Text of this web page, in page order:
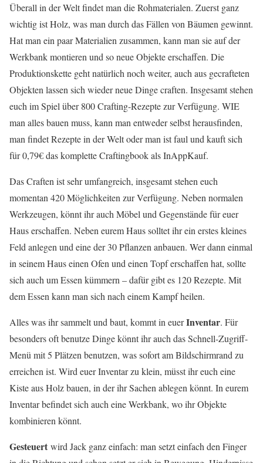
Überall in der Welt findet man die Rohmaterialen. Zuerst ganz
wichtig ist Holz, was man durch das Fällen von Bäumen gewinnt.
Hat man ein paar Materialien zusammen, kann man sie auf der
Werkbank montieren und so neue Objekte erschaffen. Die
Produktionskette geht natürlich noch weiter, auch aus gecrafteten
Objekten lassen sich wieder neue Dinge craften. Insgesamt stehen
euch im Spiel über 800 Crafting-Rezepte zur Verfügung. WIE
man alles bauen muss, kann man entweder selbst herausfinden,
man findet Rezepte in der Welt oder man ist faul und kauft sich
für 0,79€ das komplette Craftingbook als InAppKauf.
Das Craften ist sehr umfangreich, insgesamt stehen euch
momentan 420 Möglichkeiten zur Verfügung. Neben normalen
Werkzeugen, könnt ihr auch Möbel und Gegenstände für euer
Haus erschaffen. Neben eurem Haus solltet ihr ein erstes kleines
Feld anlegen und eine der 30 Pflanzen anbauen. Wer dann einmal
in seinem Haus einen Ofen und einen Topf erschaffen hat, sollte
sich auch um Essen kümmern – dafür gibt es 120 Rezepte. Mit
dem Essen kann man sich nach einem Kampf heilen.
Alles was ihr sammelt und baut, kommt in euerInventar. Für
besonders oft benutze Dinge könnt ihr auch das Schnell-Zugriff-
Menü mit 5 Plätzen benutzen, was sofort am Bildschirmrand zu
erreichen ist. Wird euer Inventar zu klein, müsst ihr euch eine
Kiste aus Holz bauen, in der ihr Sachen ablegen könnt. In eurem
Inventar befindet sich auch eine Werkbank, wo ihr Objekte
kombinieren könnt.
Gesteuert wird Jack ganz einfach: man setzt einfach den Finger